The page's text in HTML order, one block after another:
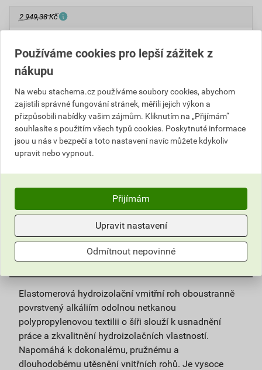
2 949,38 Kč
106,18 Kčza ks
2 654
87,75 Kč za ks
bal.SKUP
Do košíku
Do košíku přidáte
DPH (2 193,75Kčbez DPH).
Katalogový kód: 1CJ1T
Výrobky značky:Stachema
Popis
Elastomerová hydroizolační vmitřní roh oboustranně
povrstvený alkáliím odolnou netkanou
polypropylenovou textilii o šíři slouží k usnadnění
práce a zkvalitnění hydroizolačních vlastností.
Napomáhá k dokonalému, pružnému a
dlouhodobému utěsnění vnitřních rohů. Je vysoce
Používáme cookies pro lepší zážitek z
nákupu
Na webu stachema.cz používáme soubory cookies, abychom
zajistili správné fungování stránek, měřili jejich výkon a
přizpůsobili nabídky vašim zájmům. Kliknutím na „Přijímám“
souhlasíte s použitím všech typů cookies. Poskytnuté informace
jsou u nás v bezpečí a toto nastavení navíc můžete kdykoliv
upravit nebo vypnout.
Přijímám
Upravit nastavení
Odmítnout nepovinné